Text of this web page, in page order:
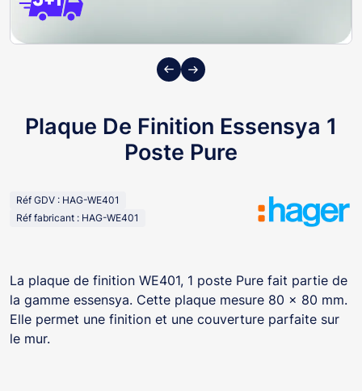
Previous
Next
Plaque De Finition Essensya 1
Poste Pure
Réf GDV : HAG-WE401
Réf fabricant : HAG-WE401
La plaque de finition WE401, 1 poste Pure fait partie de
la gamme essensya. Cette plaque mesure 80 x 80 mm.
Elle permet une finition et une couverture parfaite sur
le mur.